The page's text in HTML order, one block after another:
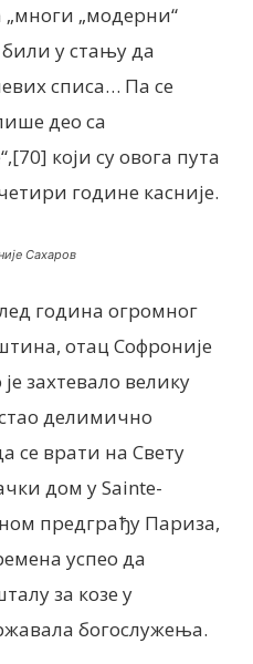
„многи „модерни“
у стању да
списа… Па се
део са
који су овога пута
године касније.
Сахаров
година огромног
отац Софроније
захтевало велику
делимично
се врати на Свету
дом у Sainte-
предграђу Париза,
успео да
за козе у
богослужења.